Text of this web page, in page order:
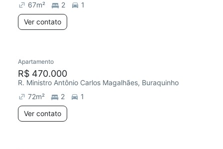
67m² 2
1
Ver contato
Chegou este mês
Apartamento
R$ 470.000
R. Ministro Antônio Carlos Magalhães, Buraquinho
72m² 2
1
Ver contato